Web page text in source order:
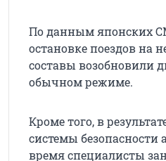
По данным японских
остановке поездов на
составы возобновили
обычном режиме.
Кроме того, в
системы
время специалисты